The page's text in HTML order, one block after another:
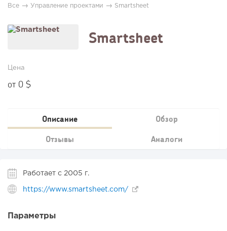
Все → Управление проектами → Smartsheet
Smartsheet
Цена
от 0 $
Описание Обзор
Отзывы Аналоги
Работает с 2005 г.
https://www.smartsheet.com/
Параметры